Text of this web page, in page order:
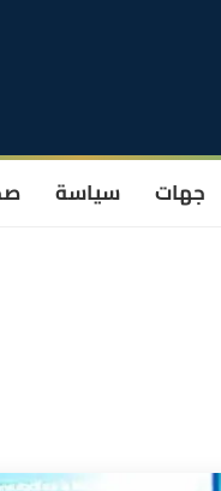
جهات سياسة